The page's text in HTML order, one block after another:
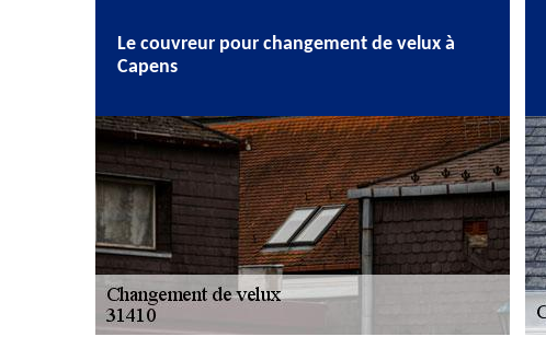
Le couvreur pour changement de velux à
Capens